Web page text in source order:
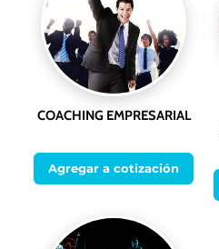
COACHING EMPRESARIAL
Agregar a cotización